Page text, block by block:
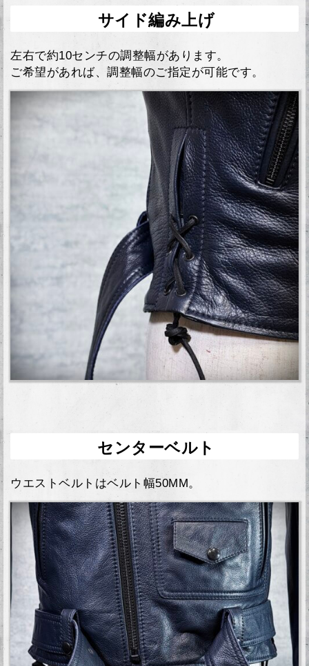
サイド編み上げ
左右で約10センチの調整幅があります。
ご希望があれば、調整幅のご指定が可能です。
センターベルト
ウエストベルトはベルト幅50MM。